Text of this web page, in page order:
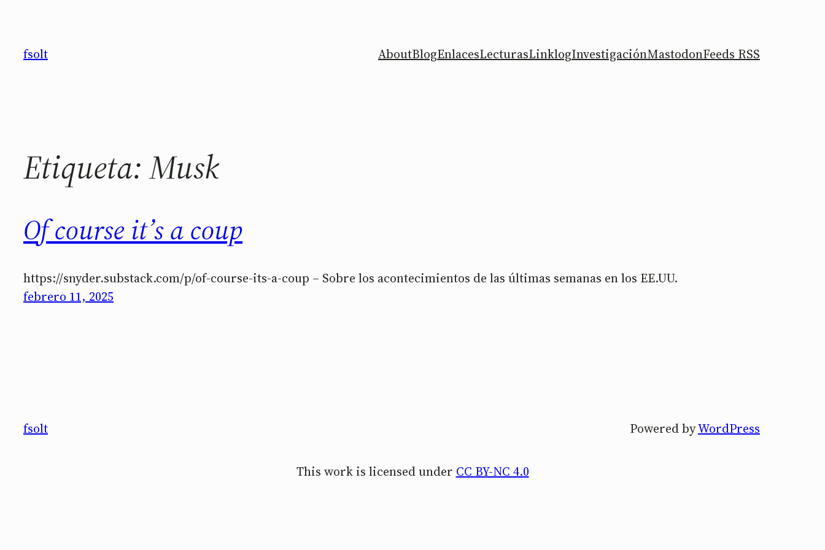
contenido
fsolt AboutBlogEnlacesLecturasLinklogInvestigaciónMastodonFeeds RSS
Etiqueta:Musk
Of course it’s a coup
https://snyder.substack.com/p/of-course-its-a-coup – Sobre los acontecimientos de las últimas semanas en los EE.UU.
febrero 11, 2025
fsolt Powered byWordPress
This work is licensed under CC BY-NC 4.0